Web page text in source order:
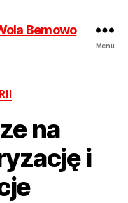
Menu
na
i